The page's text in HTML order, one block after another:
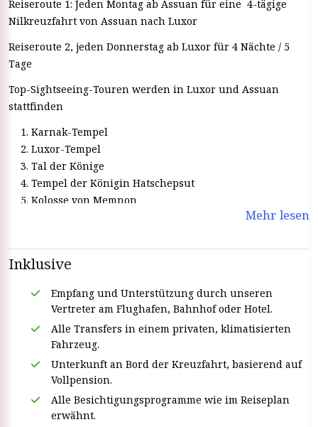
Reiseroute 1: Jeden Montag ab Assuan für eine 4-tägige
Nilkreuzfahrt von Assuan nach Luxor
Reiseroute 2, jeden Donnerstag ab Luxor für 4 Nächte / 5
Tage
Top-Sightseeing-Touren werden in Luxor und Assuan
stattfinden
Karnak-Tempel
Luxor-Tempel
Tal der Könige
Tempel der Königin Hatschepsut
Kolosse von Memnon
Besuchen Sie den Staudamm
Philae-Tempel
Mehr lesen
Inklusive
Empfang und Unterstützung durch unseren
Vertreter am Flughafen, Bahnhof oder Hotel.
Alle Transfers in einem privaten, klimatisierten
Fahrzeug.
Unterkunft an Bord der Kreuzfahrt, basierend auf
Vollpension.
Alle Besichtigungsprogramme wie im Reiseplan
erwähnt.